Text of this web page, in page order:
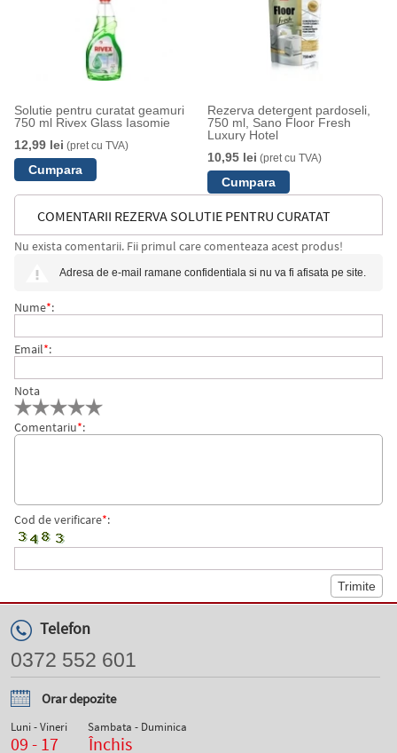
Solutie pentru curatat geamuri
750 ml Rivex Glass Iasomie
12,99 lei (pret cu TVA)
Rezerva detergent pardoseli,
750 ml, Sano Floor Fresh
Luxury Hotel
10,95 lei (pret cu TVA)
COMENTARII REZERVA SOLUTIE PENTRU CURATAT
GEAMURI SANO, CLEAR TRIGGER GREEN, 750ML
Nu exista comentarii. Fii primul care comenteaza acest produs!
Adresa de e-mail ramane confidentiala si nu va fi afisata pe site.
Nume*:
Email*:
Nota
Comentariu*:
Cod de verificare*:
Telefon
0372 552 601
Orar depozite
Luni - Vineri
09 - 17
Sambata - Duminica
Închis